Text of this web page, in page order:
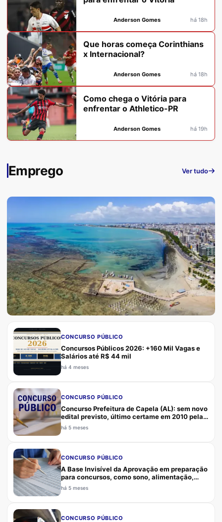
Anderson Gomes há 18h
Anderson Gomes há 18h
Que horas começa Corinthians
x Internacional?
Anderson Gomes há 19h
Como chega o Vitória para
enfrentar o Athletico-PR
Emprego Ver tudo
CONCURSO PÚBLICO
Alagoas abre concurso com
1.620 vagas para professor
Concurso Seduc-AL 2026: 1.620 vagas para
professor em Alagoas
CONCURSO PÚBLICO
Concursos Públicos 2026: +160 Mil Vagas e
Salários até R$ 44 mil
há 4 meses
CONCURSO PÚBLICO
Concurso Prefeitura de Capela (AL): sem novo
edital previsto, último certame em 2010 pela
banca CERCON, candidatos devem
há 5 meses
CONCURSO PÚBLICO
A Base Invisível da Aprovação em preparação
para concursos, como sono, alimentação,
exercício e saúde mental sustentam
há 5 meses
CONCURSO PÚBLICO